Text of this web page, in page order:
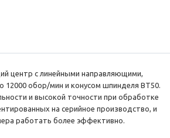
центр с линейными направляющими,
обор/мин и конусом шпинделя BT50.
и высокой точности при обработке
на серийное производство, и
работать более эффективно.